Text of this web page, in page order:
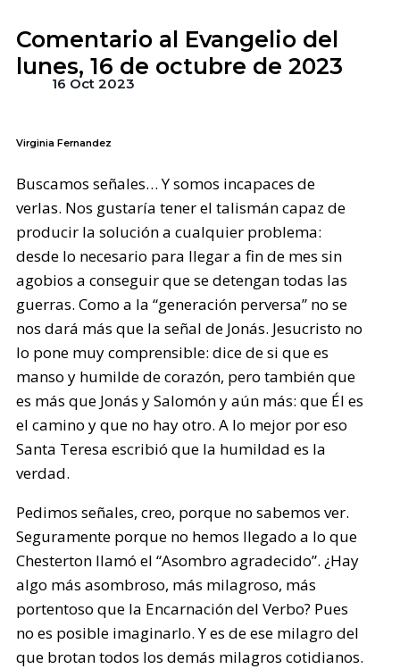
Comentario al Evangelio del
lunes, 16 de octubre de 2023
16 Oct 2023
Virginia Fernandez
Buscamos señales… Y somos incapaces de
verlas. Nos gustaría tener el talismán capaz de
producir la solución a cualquier problema:
desde lo necesario para llegar a fin de mes sin
agobios a conseguir que se detengan todas las
guerras. Como a la “generación perversa” no se
nos dará más que la señal de Jonás. Jesucristo no
lo pone muy comprensible: dice de si que es
manso y humilde de corazón, pero también que
es más que Jonás y Salomón y aún más: que Él es
el camino y que no hay otro. A lo mejor por eso
Santa Teresa escribió que la humildad es la
verdad.
Pedimos señales, creo, porque no sabemos ver.
Seguramente porque no hemos llegado a lo que
Chesterton llamó el “Asombro agradecido”. ¿Hay
algo más asombroso, más milagroso, más
portentoso que la Encarnación del Verbo? Pues
no es posible imaginarlo. Y es de ese milagro del
que brotan todos los demás milagros cotidianos.